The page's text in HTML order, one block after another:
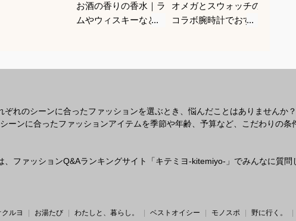
お酒の香りの香水｜ラ
ムやウィスキーなどの
オメガとスウォッチの
コラボ腕時計でおすす
ぞれのシーンに合ったファッションを選ぶとき、悩んだことはありませんか？
ーンに合ったファッションアイテムを季節や年齢、予算など、こだわりの条
、ファッションQ&Aランキングサイト「キテミヨ-kitemiyo-」でみんなに質
クルヨ お湯たび わたしと、暮らし。 ベストオイシー モノスポ 野に行く。